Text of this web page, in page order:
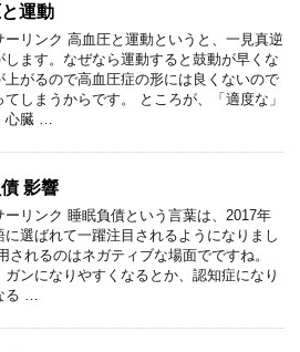
運動
ーリンク 高血圧と運動というと、一見真逆
します。なぜなら運動すると鼓動が早くな
上がるので高血圧症の形には良くないので
てしまうからです。 ところが、「適度な」
心臓 …
影響
ーリンク 睡眠負債という言葉は、2017年
に選ばれて一躍注目されるようになりまし
されるのはネガティブな場面でですね。
ガンになりやすくなるとか、認知症になり
る …